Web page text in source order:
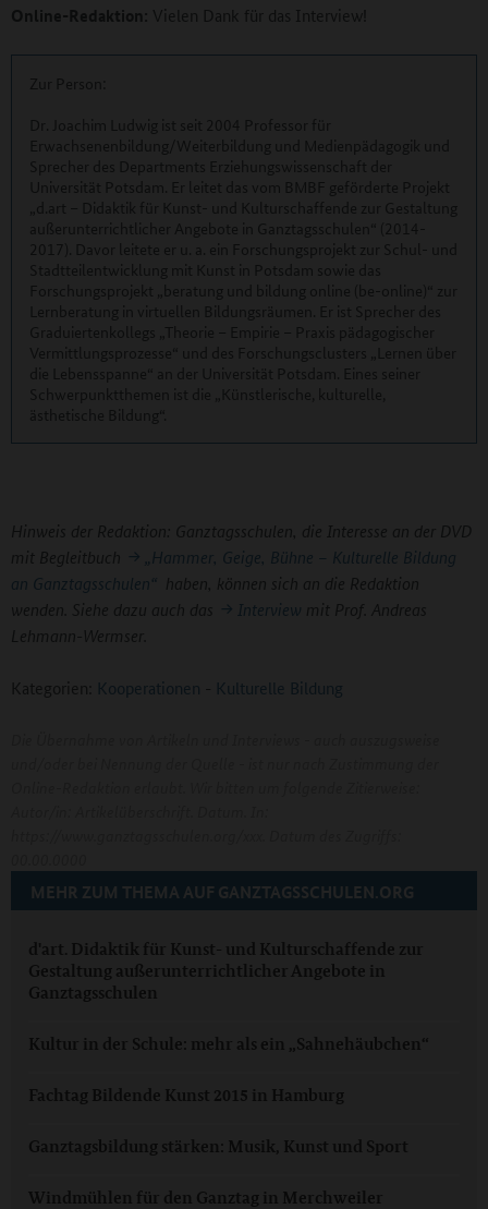
Online-Redaktion: Vielen Dank für das Interview!
Hinweis der Redaktion: Ganztagsschulen, die Interesse an der DVD
mit Begleitbuch
„Hammer, Geige, Bühne – Kulturelle Bildung
an Ganztagsschulen“ haben, können sich an die Redaktion
wenden. Siehe dazu auch das
Interview mit Prof. Andreas
Lehmann-Wermser.
Kategorien: Kooperationen - Kulturelle Bildung
MEHR ZUM THEMA AUF GANZTAGSSCHULEN.ORG
d'art. Didaktik für Kunst- und Kulturschaffende zur
Gestaltung außerunterrichtlicher Angebote in
Ganztagsschulen
Kultur in der Schule: mehr als ein „Sahnehäubchen“
Fachtag Bildende Kunst 2015 in Hamburg
Ganztagsbildung stärken: Musik, Kunst und Sport
Windmühlen für den Ganztag in Merchweiler